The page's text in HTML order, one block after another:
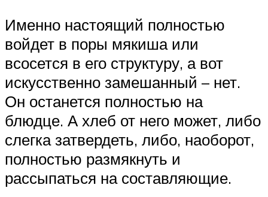
Именно настоящий полностью
войдет в поры мякиша или
всосется в его структуру, а вот
искусственно замешанный – нет.
Он останется полностью на
блюдце. А хлеб от него может, либо
слегка затвердеть, либо, наоборот,
полностью размякнуть и
рассыпаться на составляющие.